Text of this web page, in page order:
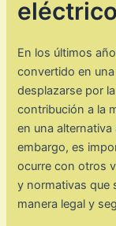
eléctrico
En los últimos
convertido en
desplazarse por
contribución a la
en una
embargo, es
ocurre con otros
y normativas que
manera legal y